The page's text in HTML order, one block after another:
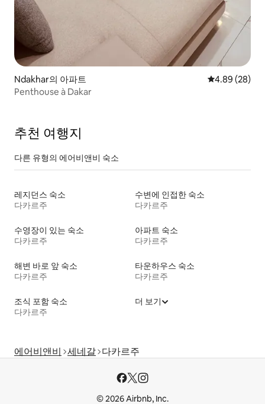
Ndakhar의 아파트 평점 4.89점(5
4.89 (28)
Penthouse à Dakar
추천 여행지
다른 유형의 에어비앤비 숙소
레지던스 숙소
다카르주
수변에 인접한 숙소
다카르주
수영장이 있는 숙소
다카르주
아파트 숙소
다카르주
해변 바로 앞 숙소
다카르주
타운하우스 숙소
다카르주
조식 포함 숙소
다카르주
더 보기
에어비앤비 세네갈 다카르주
© 2026 Airbnb, Inc.